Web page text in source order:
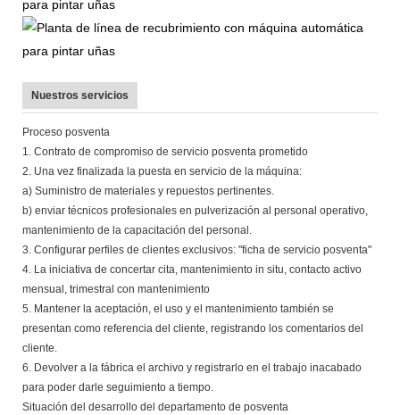
Nuestros servicios
Proceso posventa
1. Contrato de compromiso de servicio posventa prometido
2. Una vez finalizada la puesta en servicio de la máquina:
a) Suministro de materiales y repuestos pertinentes.
b) enviar técnicos profesionales en pulverización al personal operativo,
mantenimiento de la capacitación del personal.
3. Configurar perfiles de clientes exclusivos: "ficha de servicio posventa"
4. La iniciativa de concertar cita, mantenimiento in situ, contacto activo
mensual, trimestral con mantenimiento
5. Mantener la aceptación, el uso y el mantenimiento también se
presentan como referencia del cliente, registrando los comentarios del
cliente.
6. Devolver a la fábrica el archivo y registrarlo en el trabajo inacabado
para poder darle seguimiento a tiempo.
Situación del desarrollo del departamento de posventa